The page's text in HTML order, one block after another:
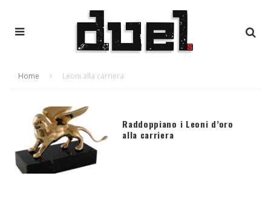
Home Leoni alla carriera
Raddoppiano i Leoni d’oro
alla carriera